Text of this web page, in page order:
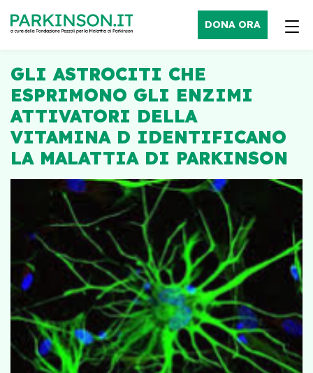
DONA ORA
GLI ASTROCITI CHE
ESPRIMONO GLI ENZIMI
ATTIVATORI DELLA
VITAMINA D IDENTIFICANO
LA MALATTIA DI PARKINSON